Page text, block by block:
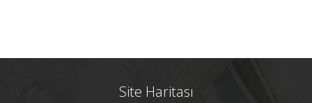
Site Haritası